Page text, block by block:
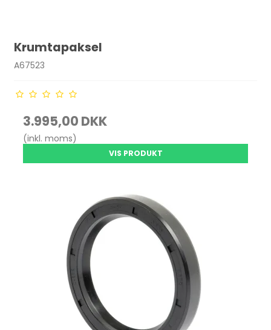
Krumtapaksel
A67523
3.995,00 DKK
(inkl. moms)
VIS PRODUKT